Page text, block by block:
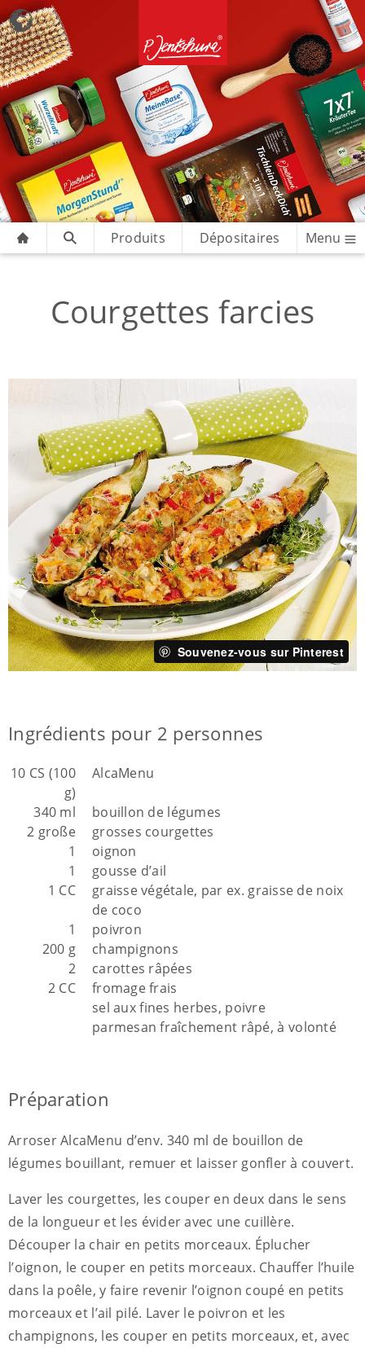
Produits Dépositaires Menu
Courgettes farcies
Souvenez-vous sur Pinterest
Ingrédients pour 2 personnes
10 CS (100
g)
AlcaMenu
340 ml
bouillon de légumes
2 große
grosses courgettes
1
oignon
1
gousse d’ail
1 CC
graisse végétale, par ex. graisse de noix
de coco
1
poivron
200 g
champignons
2
carottes râpées
2 CC
fromage frais
sel aux fines herbes, poivre
parmesan fraîchement râpé, à volonté
Préparation
Arroser AlcaMenu d’env. 340 ml de bouillon de
légumes bouillant, remuer et laisser gonfler à couvert.
Laver les courgettes, les couper en deux dans le sens
de la longueur et les évider avec une cuillère.
Découper la chair en petits morceaux. Éplucher
l’oignon, le couper en petits morceaux. Chauffer l’huile
dans la poêle, y faire revenir l’oignon coupé en petits
morceaux et l’ail pilé. Laver le poivron et les
champignons, les couper en petits morceaux, et, avec